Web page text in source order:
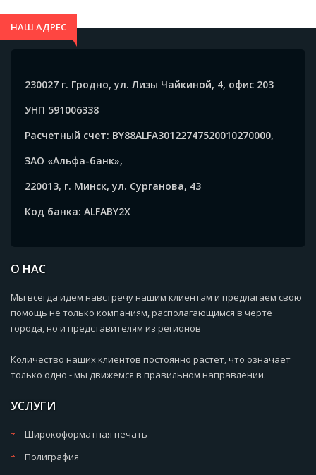
НАШ АДРЕС
230027 г. Гродно, ул. Лизы Чайкиной, 4, офис 203
УНП 591006338
Расчетный счет: BY88ALFA30122747520010270000,
ЗАО «Альфа-банк»,
220013, г. Минск, ул. Сурганова, 43
Код банка: ALFABY2X
О НАС
Мы всегда идем навстречу нашим клиентам и предлагаем свою
помощь не только компаниям, располагающимся в черте
города, но и представителям из регионов
Количество наших клиентов постоянно растет, что означает
только одно - мы движемся в правильном направлении.
УСЛУГИ
Широкоформатная печать
Полиграфия